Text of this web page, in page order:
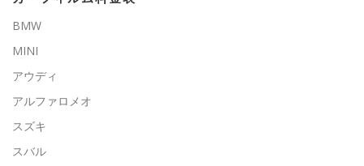
BMW
MINI
アウディ
アルファロメオ
スズキ
スバル